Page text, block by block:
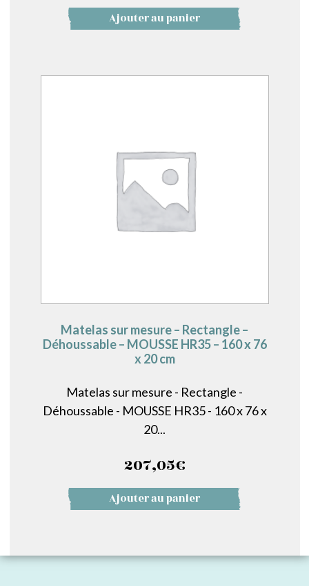
Ajouter au panier
Matelas sur mesure – Rectangle –
Déhoussable – MOUSSE HR35 – 160 x 76
x 20 cm
Matelas sur mesure - Rectangle -
Déhoussable - MOUSSE HR35 - 160 x 76 x
20...
207,05€
Ajouter au panier